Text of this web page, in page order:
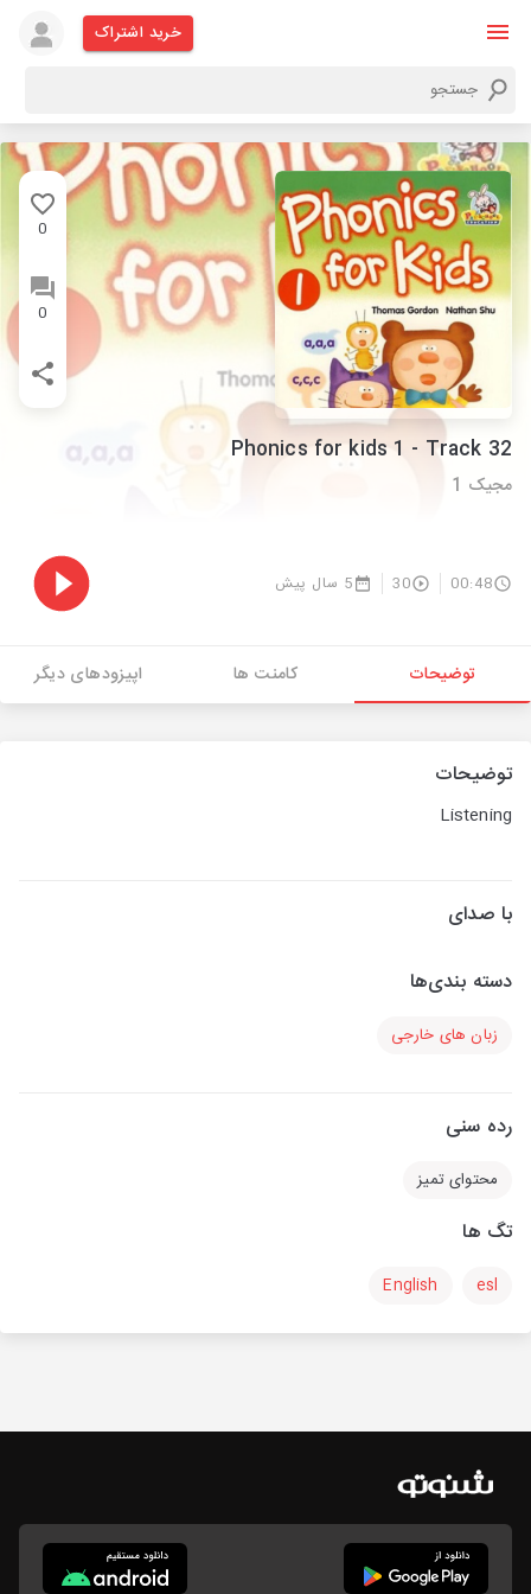
خرید اشتراک
0
0
Phonics for kids 1 - Track 32
مجیک 1
00:48
30 5 سال پیش
توضیحات کامنت ها اپیزودهای دیگر
توضیحات
Listening
با صدای
دسته بندی‌ها
زبان های خارجی
رده سنی
محتوای تمیز
تگ ها
esl
English